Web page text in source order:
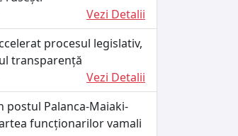
Vezi Detalii
procesul legislativ,
transparență
Vezi Detalii
postul Palanca-Maiaki-
funcționarilor vamali